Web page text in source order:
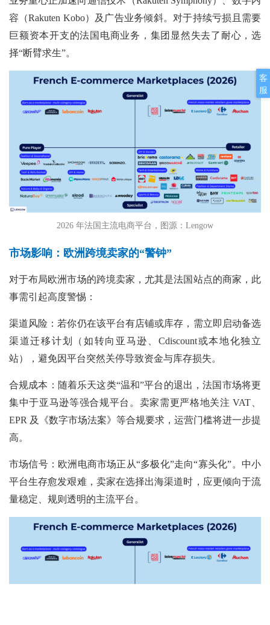
客
服
容（Rakuten Kobo）及广告业务倾斜。对于持续亏损且需要
巨额资本开支的法国电商业务，集团显然失去了耐心，选
择“断臂求生”。
2026 年法国主流电商平台，图源：Lengow
市场影响：欧洲跨境卖家的“警钟”
对于布局欧洲市场的跨境卖家，尤其是法国站点的商家，此
事需引起高度警惕：
渠道风险：若你仍在该平台有店铺或库存，需立即启动备选
渠道迁移计划（如转向亚马逊、Cdiscount或本地化独立
站），避免因平台突然关停导致资金与库存损失。
合规成本：随着乐天这类“温和”平台的退出，法国市场将更
集中于亚马逊等强合规平台。卖家需更严格地关注 VAT、
EPR 及《数字市场法案》等合规要求，运营门槛将进一步提
高。
市场信号：欧洲电商市场正从“多极化”走向“寡头化”。中小
平台生存愈发艰难，卖家在选择出海渠道时，应更倾向于流
量稳定、规则透明的主流平台。